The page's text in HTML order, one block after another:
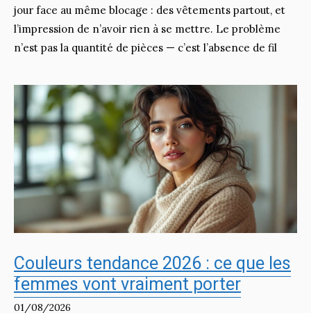
jour face au même blocage : des vêtements partout, et
l’impression de n’avoir rien à se mettre. Le problème
n’est pas la quantité de pièces — c’est l’absence de fil
Couleurs tendance 2026 : ce que les
femmes vont vraiment porter
01/08/2026